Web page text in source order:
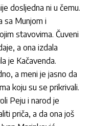
dosljedna ni u čemu.
sa Munjom i
stavovima. Čuveni
a ona izdala
je Kačavenda.
a meni je jasno da
koju su se prikrivali.
Peju i narod je
priča, a da ona još